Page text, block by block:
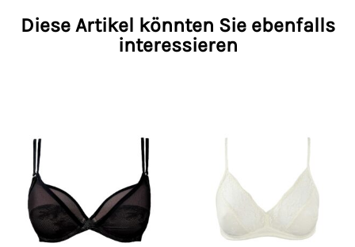
Diese Artikel könnten Sie ebenfalls
interessieren